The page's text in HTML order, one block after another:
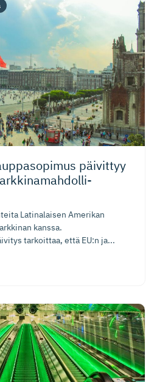
päivittyy
Latinalaisen Amerikan
kanssa.
tarkoittaa, että EU:n ja...